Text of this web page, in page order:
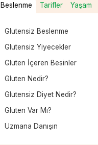
Beslenme Tarifler Yaşam
Glutensiz Beslenme
Glutensiz Yiyecekler
Gluten İçeren Besinler
Gluten Nedir?
Glutensiz Diyet Nedir?
Gluten Var Mı?
Uzmana Danışın